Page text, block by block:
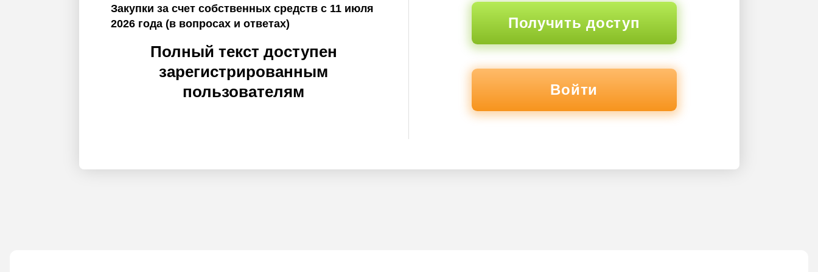
Закупки за счет собственных средств с 11 июля
2026 года (в вопросах и ответах)
Полный текст доступен
зарегистрированным
пользователям
Получить доступ
Войти